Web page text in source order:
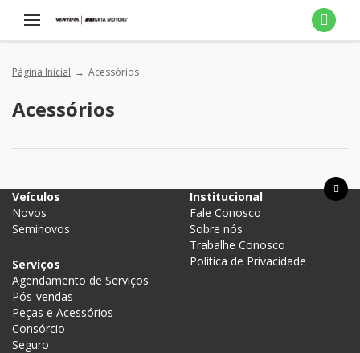
Página Inicial Acessórios
Acessórios
Acesso Rápido
Veículos
Novos
Seminovos
Serviços
Agendamento de Serviços
Pós-vendas
Peças e Acessórios
Consórcio
Seguro
Institucional
Fale Conosco
Sobre nós
Trabalhe Conosco
Política de Privacidade